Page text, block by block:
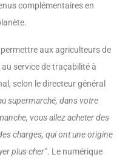
complémentaires en
aux agriculteurs de
service de traçabilité à
selon le directeur général
supermarché, dans votre
vous allez acheter des
charges, qui ont une origine
plus cher”. Le numérique